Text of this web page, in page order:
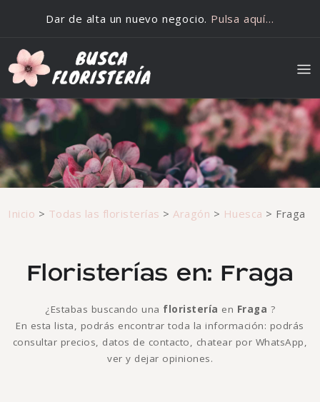
Dar de alta un nuevo negocio. Pulsa aquí…
Inicio > Todas las floristerías > Aragón > Huesca > Fraga
Floristerías en: Fraga
¿Estabas buscando una floristería en Fraga ?
En esta lista, podrás encontrar toda la información: podrás
consultar precios, datos de contacto, chatear por WhatsApp,
ver y dejar opiniones.